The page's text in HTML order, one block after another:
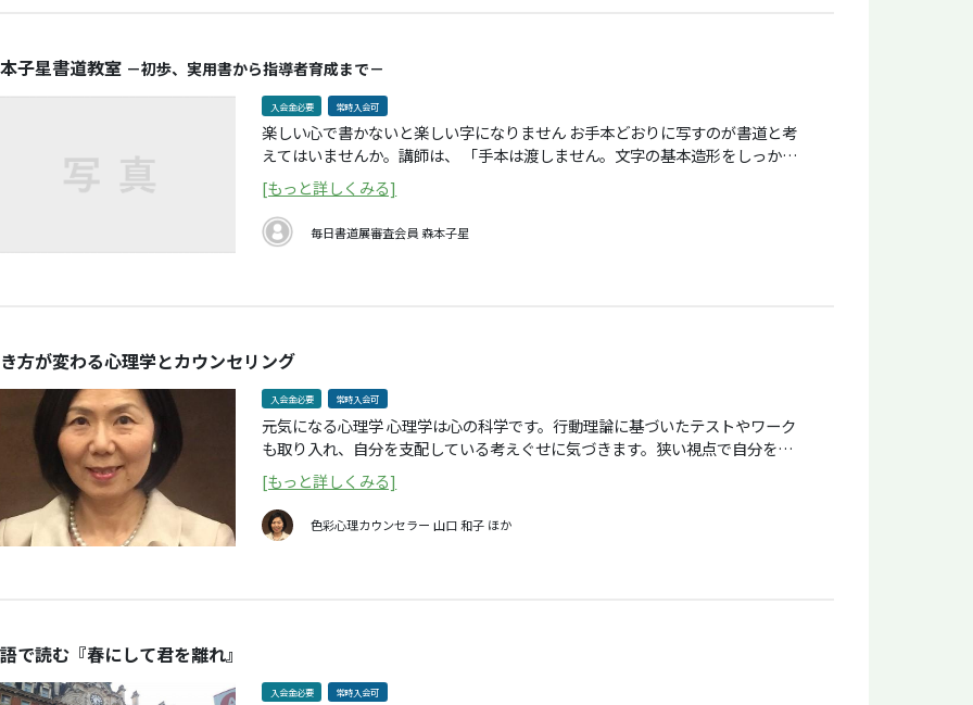
子星書道教室 －初歩、実用書から指導者育成まで－
入会金必要 常時入会可
楽しい心で書かないと楽しい字になりません お手本どおりに写すのが書道と考
えてはいませんか。講師は、 「手本は渡しません。文字の基本造形をしっかり
教えます。楷書には点画をつける、離すという基本法則があります。個々の字の
法則をマスターすることでその人の個性を生かした造形、創作に発展します。
ところが手本で習うと99パーセントの人は真似から抜けられず、創作できませ
ん」と、基本の大事さを説きます。 「書を見る楽しさも分かってほしい。何が
養成します。
[もっと詳しくみる]
毎日書道展審査会員 森本子星
方が変わる心理学とカウンセリング
入会金必要 常時入会可
元気になる心理学 心理学は心の科学です。行動理論に基づいたテストやワーク
も取り入れ、自分を支配している考えぐせに気づきます。狭い視点で自分をみ
ると、心のエネルギーが弱まり、現実対応能力が低下します。 自己肯定感を高
め、自分の人生を大事に生きるために、より楽しい脚本をプロデュースしてい
きましょう。 講師:色彩心理カウンセラー 山口和子（写真） 臨床心理カウン
セラー 島村美和子
[もっと詳しくみる]
色彩心理カウンセラー 山口 和子 ほか
で読む『春にして君を離れ』
入会金必要 常時入会可